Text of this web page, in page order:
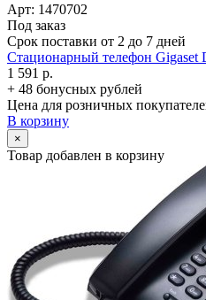
Арт: 1470702
Под заказ
Срок поставки от 2 до 7 дней
Стационарный телефон Gigaset
1 591 р.
+ 48 бонусных рублей
Цена для розничных
В корзину
×
Товар добавлен в корзину